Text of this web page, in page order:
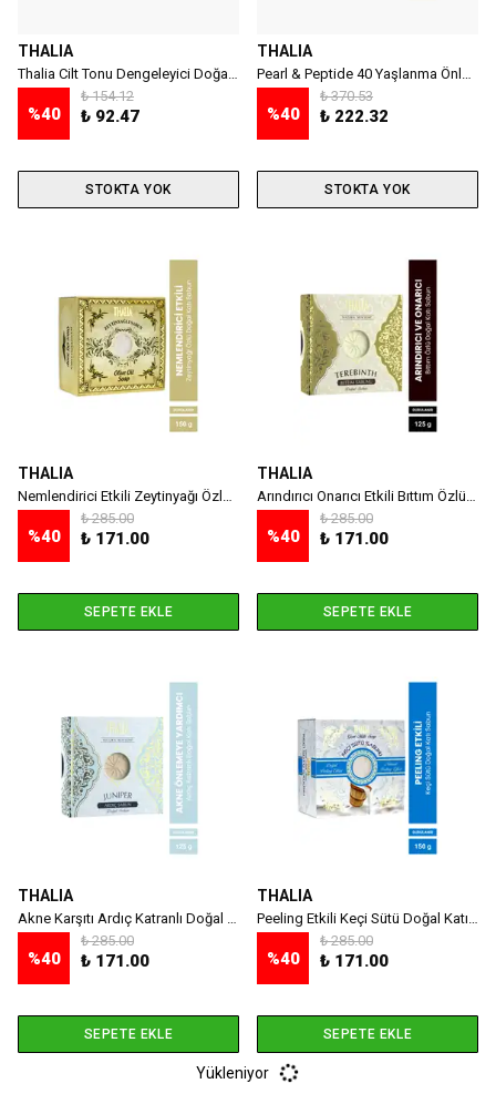
THALIA
Thalia Cilt Tonu Dengeleyici Doğal Katı Sabun - 150 gr
%40
₺ 154.12
₺ 92.47
STOKTA YOK
THALIA
Pearl & Peptide 40 Yaşlanma Önlemeye Yardımcı Yüz Serumu - 10 ml
%40
₺ 370.53
₺ 222.32
STOKTA YOK
THALIA
Nemlendirici Etkili Zeytinyağı Özlü Doğal Sabun 150 G
%40
₺ 285.00
₺ 171.00
SEPETE EKLE
THALIA
Arındırıcı Onarıcı Etkili Bıttım Özlü Sabun 125 G
%40
₺ 285.00
₺ 171.00
SEPETE EKLE
THALIA
Akne Karşıtı Ardıç Katranlı Doğal Katı Sabun 125 gr
%40
₺ 285.00
₺ 171.00
SEPETE EKLE
THALIA
Peeling Etkili Keçi Sütü Doğal Katı Sabun 150 gr
%40
₺ 285.00
₺ 171.00
SEPETE EKLE
Yükleniyor